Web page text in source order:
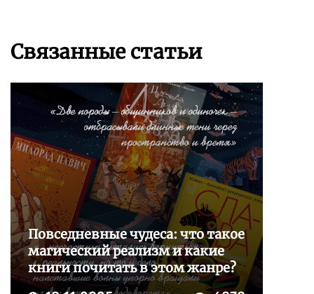
Связанные статьи
Повседневные чудеса: что такое
магический реализм и какие
книги почитать в этом жанре?